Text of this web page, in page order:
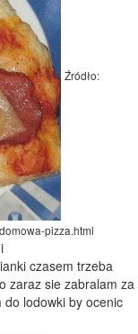
Źródło:
pizza.html
czasem trzeba
zaraz sie zabralam za
lodowki by ocenic